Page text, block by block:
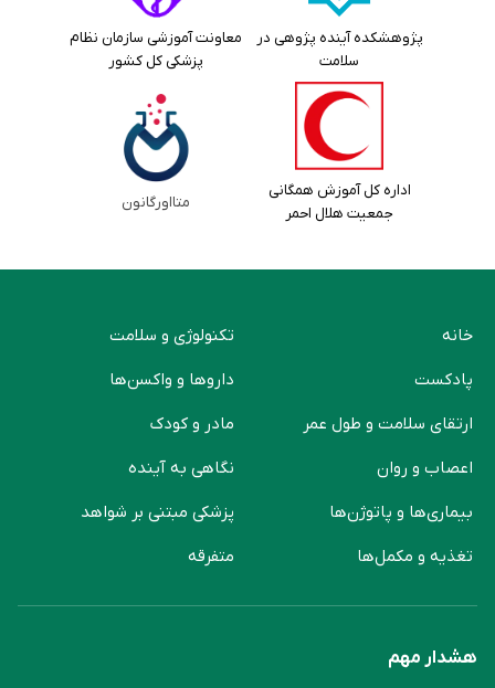
پژوهشکده آینده پژوهی در
سلامت
معاونت آموزشی سازمان نظام
پزشکی کل کشور
اداره کل آموزش همگانی
جمعیت هلال احمر
متااورگانون
خانه
پادکست
ارتقای سلامت و طول عمر
اعصاب و روان
بیماری‌ها و پاتوژن‌ها
تغذیه و مکمل‌ها
تکنولوژی و سلامت
دارو‌ها و واکسن‌ها
مادر و کودک
نگاهی به آینده
پزشکی مبتنی بر شواهد
متفرقه
هشدار مهم